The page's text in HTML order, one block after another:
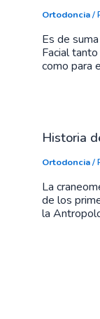
Ortodoncia/
Es de
Facial
como para
Historia
Ortodoncia/
La
de los
la